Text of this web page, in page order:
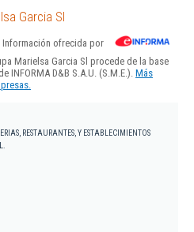
Garcia Sl
Información ofrecida por
Marielsa Garcia Sl procede de la base
INFORMA D&B S.A.U. (S.M.E.). Más
RESTAURANTES, Y ESTABLECIMIENTOS